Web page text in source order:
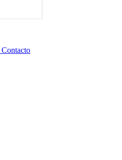
Contacto